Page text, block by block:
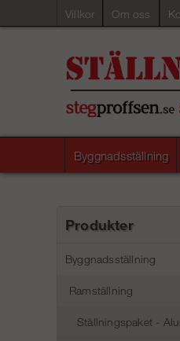
Villkor Om oss
Byggnadsställning
Produkter
Byggnadsställning
Ramställning
Ställningspaket -